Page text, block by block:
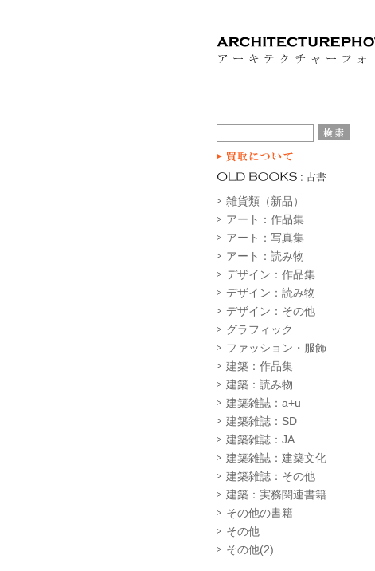
雑貨類（新品）
アート：作品集
アート：写真集
アート：読み物
デザイン：作品集
デザイン：読み物
デザイン：その他
グラフィック
ファッション・服飾
建築：作品集
建築：読み物
建築雑誌：a+u
建築雑誌：SD
建築雑誌：JA
建築雑誌：建築文化
建築雑誌：その他
建築：実務関連書籍
その他の書籍
その他
その他(2)